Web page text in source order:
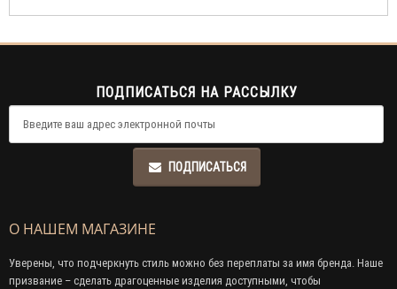
ПОДПИСАТЬСЯ НА РАССЫЛКУ
ПОДПИСАТЬСЯ
О НАШЕМ МАГАЗИНЕ
Уверены, что подчеркнуть стиль можно без переплаты за имя бренда. Наше
призвание – сделать драгоценные изделия доступными, чтобы